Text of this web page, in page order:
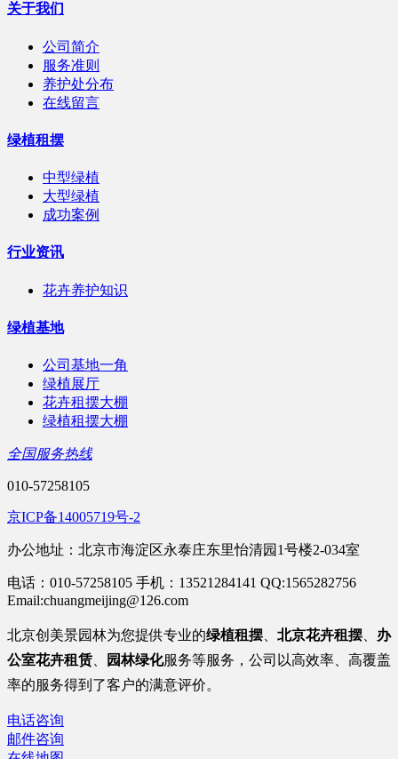
关于我们
公司简介
服务准则
养护处分布
在线留言
绿植租摆
中型绿植
大型绿植
成功案例
行业资讯
花卉养护知识
绿植基地
公司基地一角
绿植展厅
花卉租摆大棚
绿植租摆大棚
全国服务热线
010-57258105
京ICP备14005719号-2
办公地址：北京市海淀区永泰庄东里怡清园1号楼2-034室
电话：010-57258105 手机：13521284141 QQ:1565282756
Email:chuangmeijing@126.com
北京创美景园林为您提供专业的绿植租摆 北京花卉租摆
办
公室花卉租赁 园林绿化服务等服务 ，公司以高效率、高覆盖
率的服务得到了客户的满意评价。
电话咨询
邮件咨询